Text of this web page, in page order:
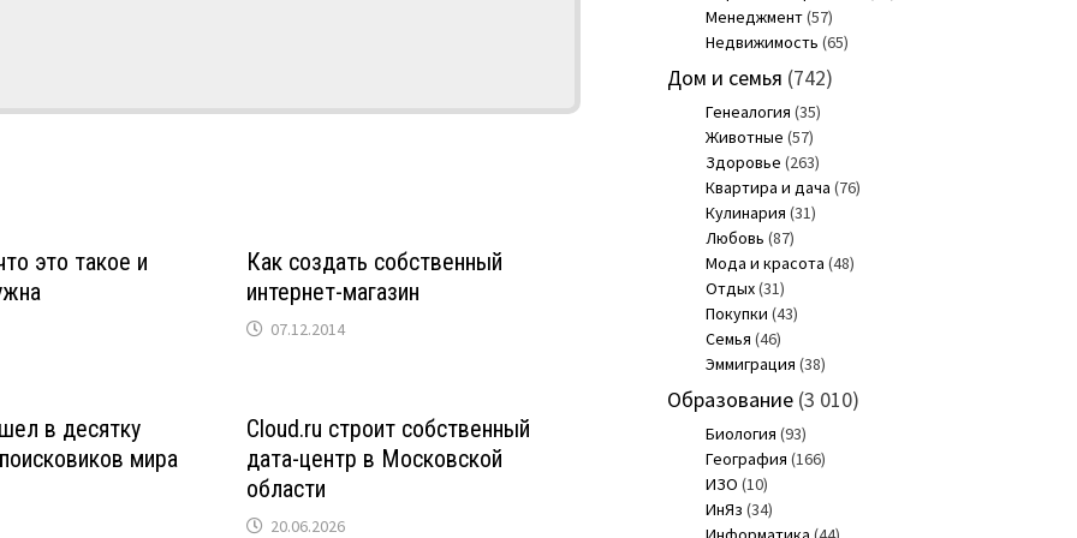
это такое и
Как создать собственный
интернет-магазин
07.12.2014
в десятку
мира
Cloud.ru строит собственный
дата-центр в Московской
области
20.06.2026
Менеджмент(57)
Недвижимость (65)
Дом и семья (742)
Генеалогия (35)
Животные (57)
Здоровье (263)
Квартира и дача (76)
Кулинария (31)
Любовь (87)
Мода и красота (48)
Отдых(31)
Покупки (43)
Семья (46)
Эммиграция (38)
Образование(3 010)
Биология (93)
География (166)
ИЗО (10)
ИнЯз (34)